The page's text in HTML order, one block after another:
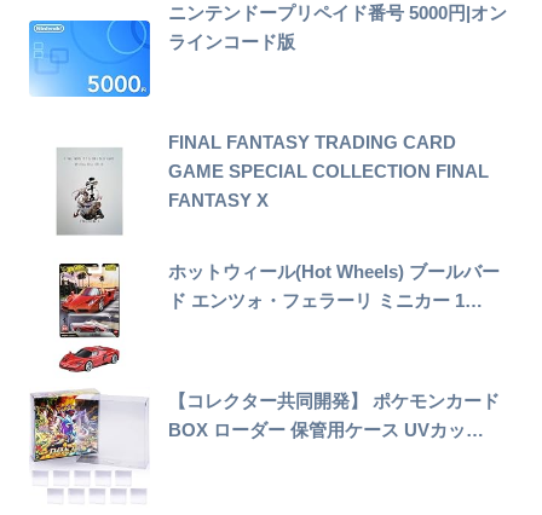
ニンテンドープリペイド番号 5000円|オン
ラインコード版
FINAL FANTASY TRADING CARD
GAME SPECIAL COLLECTION FINAL
FANTASY X
ホットウィール(Hot Wheels) ブールバー
ド エンツォ・フェラーリ ミニカー 1…
【コレクター共同開発】 ポケモンカード
BOX ローダー 保管用ケース UVカッ…